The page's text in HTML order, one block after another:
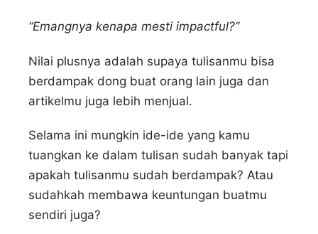
“Emangnya kenapa mesti impactful?”
Nilai plusnya adalah supaya tulisanmu bisa
berdampak dong buat orang lain juga dan
artikelmu juga lebih menjual.
Selama ini mungkin ide-ide yang kamu
tuangkan ke dalam tulisan sudah banyak tapi
apakah tulisanmu sudah berdampak? Atau
sudahkah membawa keuntungan buatmu
sendiri juga?